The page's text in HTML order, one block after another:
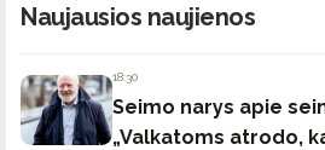
Naujausios naujienos
18:30
Seimo narys apie
„Valkatoms atrodo,